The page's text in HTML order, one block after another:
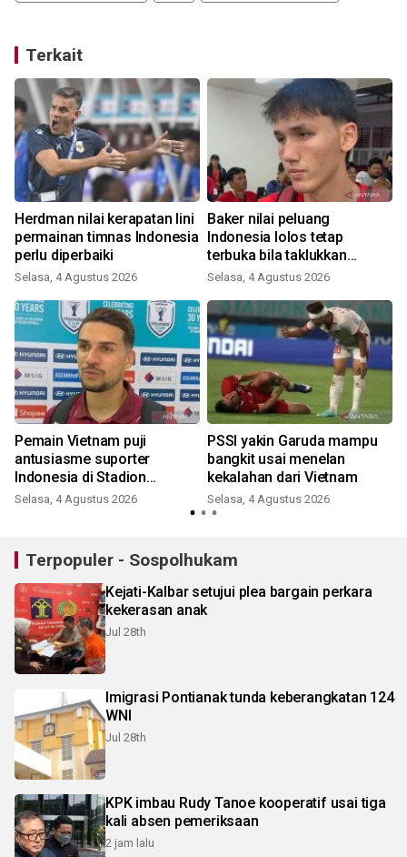
Terkait
Herdman nilai kerapatan lini
permainan timnas Indonesia
perlu diperbaiki
Selasa, 4 Agustus 2026
Baker nilai peluang
Indonesia lolos tetap
terbuka bila taklukkan
Singapura
Selasa, 4 Agustus 2026
Pemain Vietnam puji
antusiasme suporter
Indonesia di Stadion
Pakansari
Selasa, 4 Agustus 2026
PSSI yakin Garuda mampu
bangkit usai menelan
kekalahan dari Vietnam
Selasa, 4 Agustus 2026
Terpopuler - Sospolhukam
Kejati-Kalbar setujui plea bargain perkara
kekerasan anak
Jul 28th
Imigrasi Pontianak tunda keberangkatan 124
WNI
Jul 28th
KPK imbau Rudy Tanoe kooperatif usai tiga
kali absen pemeriksaan
2 jam lalu